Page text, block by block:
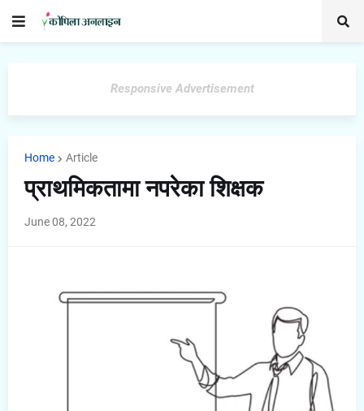
Responsive Advertisement
Home Article
प्राथमिकतामा नपरेका शिक्षक
June 08, 2022